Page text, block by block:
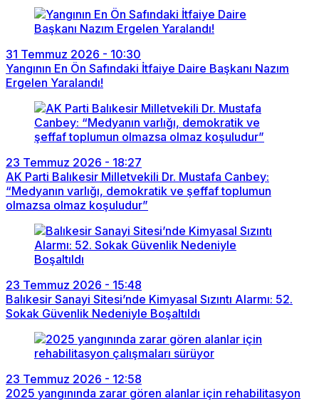
31 Temmuz 2026 - 10:30
Yangının En Ön Safındaki İtfaiye Daire Başkanı Nazım
Ergelen Yaralandı!
23 Temmuz 2026 - 18:27
AK Parti Balıkesir Milletvekili Dr. Mustafa Canbey:
“Medyanın varlığı, demokratik ve şeffaf toplumun
olmazsa olmaz koşuludur”
23 Temmuz 2026 - 15:48
Balıkesir Sanayi Sitesi’nde Kimyasal Sızıntı Alarmı: 52.
Sokak Güvenlik Nedeniyle Boşaltıldı
23 Temmuz 2026 - 12:58
2025 yangınında zarar gören alanlar için rehabilitasyon